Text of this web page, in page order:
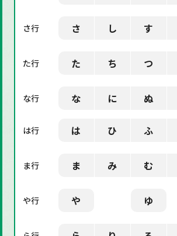
さ行 さ し す
た行 た ち つ
な行 な に ぬ
は行 は ひ ふ
ま行 ま み む
や行 や ゆ